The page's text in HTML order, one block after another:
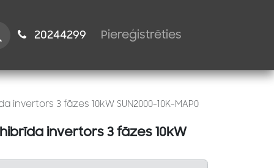
2024​​4299 Piereģistrēties
3 fāzes 10kW SUN2000-10K-MAP0
invertors 3 fāzes 10kW